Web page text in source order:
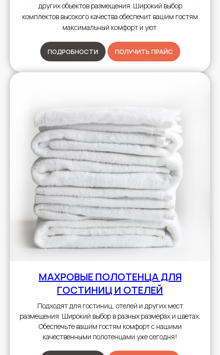
других объектов размещения. Широкий выбор
комплектов высокого качества обеспечит вашим гостям
максимальный комфорт и уют.
ПОДРОБНОСТИ ПОЛУЧИТЬ ПРАЙС
МАХРОВЫЕ ПОЛОТЕНЦАДЛЯ
ГОСТИНИЦ И ОТЕЛЕЙ
Подходят для гостиниц, отелей и других мест
размещения. Широкий выбор в разных размерах и цветах.
Обеспечьте вашим гостям комфорт с нашими
качественными полотенцами уже сегодня!